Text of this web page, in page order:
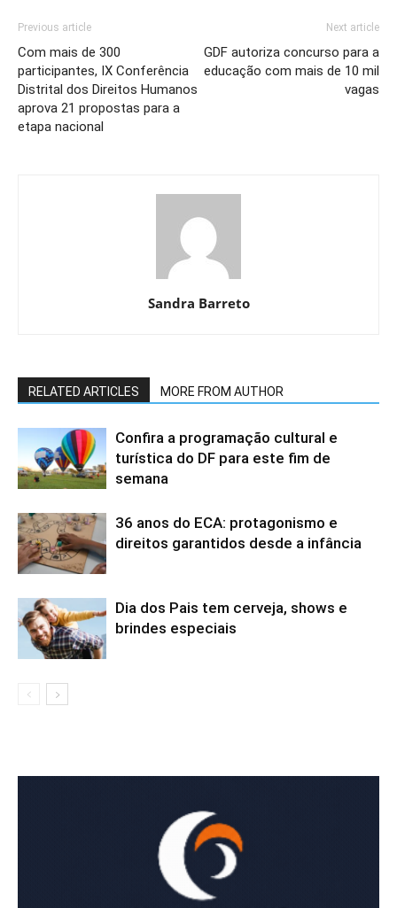
Previous article
Com mais de 300
participantes, IX Conferência
Distrital dos Direitos Humanos
aprova 21 propostas para a
etapa nacional
Next article
GDF autoriza concurso para a
educação com mais de 10 mil
vagas
Sandra Barreto
RELATED ARTICLES MORE FROM AUTHOR
Confira a programação cultural e
turística do DF para este fim de
semana
36 anos do ECA: protagonismo e
direitos garantidos desde a infância
Dia dos Pais tem cerveja, shows e
brindes especiais